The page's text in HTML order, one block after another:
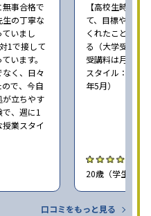
無事合格で
生の丁寧な
いまし
1で接して
います。
く、日々
で、今自
が立ちやす
、週に1
業スタイ
【高校生時の通
て、目標や勉強
くれたことが、
る（大学受験で
受講料は月
スタイル：個別
年5月）
20歳（学生） /
口コミをもっと見る